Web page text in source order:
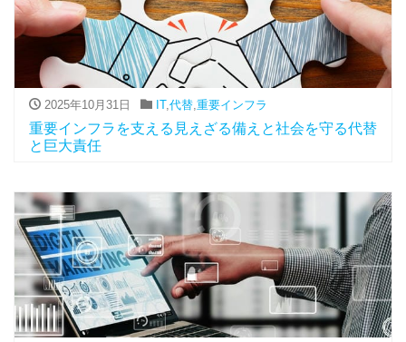
2025年10月31日 IT, 代替, 重要インフラ
重要インフラを支える見えざる備えと社会を守る代替
と巨大責任